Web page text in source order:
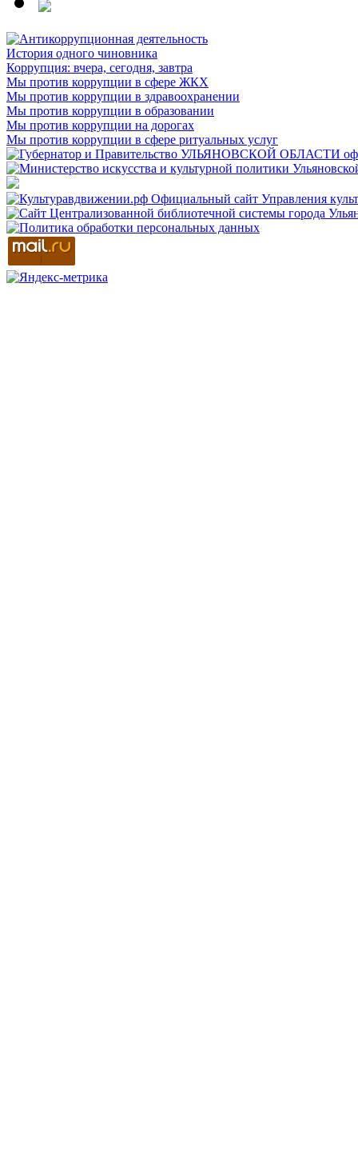
История одного чиновника
Коррупция: вчера, сегодня, завтра
Мы против коррупции в сфере ЖКХ
Мы против коррупции в здравоохранении
Мы против коррупции в образовании
Мы против коррупции на дорогах
Мы против коррупции в сфере ритуальных услуг